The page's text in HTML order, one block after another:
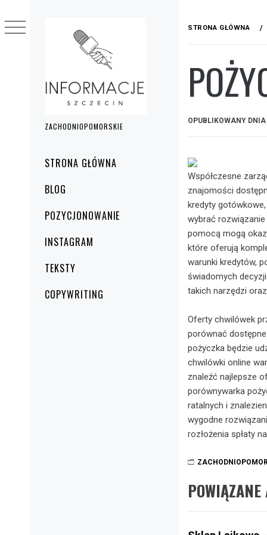
ZACHODNIOPOMORSKIE
główneSTRONA GŁÓWNA
BLOG
POZYCJONOWANIE
INSTAGRAM
TEKSTY
COPYWRITING
do
treści
STRONA GŁÓWNA
OPUBLIKOWANY DNIA
Współczesne
znajomości
kredyty
wybrać
pomocą mogą
które oferują
warunki kredytów,
świadomych
takich narzędzi
Oferty chwilówek
porównać
pożyczka będzie
chwilówki online
znaleźć najlepsze
porównywarka
ratalnych i
wygodne
rozłożenia spłaty